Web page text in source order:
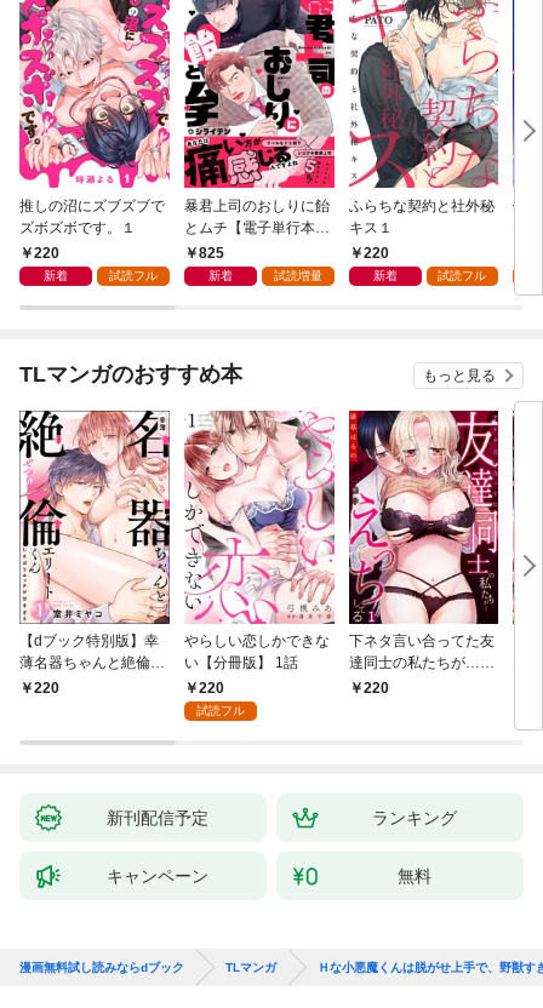
推しの沼にズブズブで
ズボズボです。１
220
新着 試読フル
暴君上司のおしりに飴
とムチ【電子単行本版
／限定特典まんが付
き】
825
新着 試読増量
ふらちな契約と社外秘
キス１
220
新着 試読フル
俺
た
版
TLマンガのおすすめ本 もっと見る
【dブック特別版】幸
薄名器ちゃんと絶倫エ
リートくん むさぼりエ
220
やらしい恋しかできな
い【分冊版】 1話
220
試読フル
下ネタ言い合ってた友
達同士の私たちが…一
晩中えっちしてる【TL
220
な
た
新刊配信予定 ランキング
キャンペーン 無料
漫画無料試し読みならdブック TLマンガ Ｈな小悪魔くんは脱がせ上手で、野獣す